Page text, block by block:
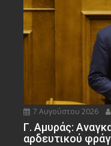
7 Αυγούστου 2026
Γ. Αμυράς:
αρδευτικού